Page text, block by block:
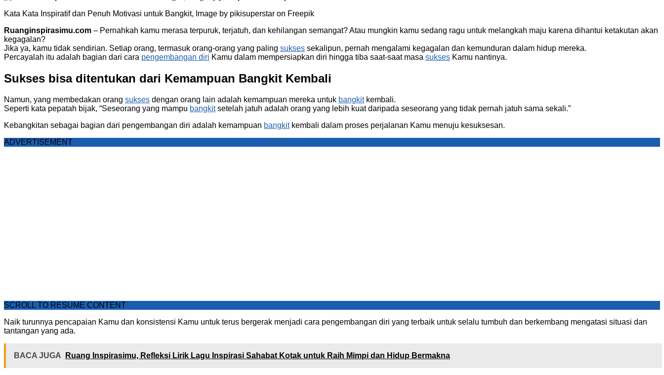
Kata Kata Inspiratif dan Penuh Motivasi untuk Bangkit, Image by pikisuperstar on Freepik
Ruanginspirasimu.com – Pernahkah kamu merasa terpuruk, terjatuh, dan kehilangan semangat? Atau mungkin kamu sedang ragu untuk melangkah maju karena dihantui ketakutan akan
kegagalan?
Jika ya, kamu tidak sendirian. Setiap orang, termasuk orang-orang yang paling sukses sekalipun, pernah mengalami kegagalan dan kemunduran dalam hidup mereka.
Percayalah itu adalah bagian dari cara pengembangan diri Kamu dalam mempersiapkan diri hingga tiba saat-saat masa sukses Kamu nantinya.
Sukses bisa ditentukan dari Kemampuan Bangkit Kembali
Namun, yang membedakan orang sukses dengan orang lain adalah kemampuan mereka untuk bangkitkembali.
Seperti kata pepatah bijak, “Seseorang yang mampu bangkitsetelah jatuh adalah orang yang lebih kuat daripada seseorang yang tidak pernah jatuh sama sekali.”
Kebangkitan sebagai bagian dari pengembangan diri adalah kemampuan bangkitkembali dalam proses perjalanan Kamu menuju kesuksesan.
ADVERTISEMENT
SCROLL TO RESUME CONTENT
Naik turunnya pencapaian Kamu dan konsistensi Kamu untuk terus bergerak menjadi cara pengembangan diri yang terbaik untuk selalu tumbuh dan berkembang mengatasi situasi dan
tantangan yang ada.
BACA JUGA Ruang Inspirasimu, Refleksi Lirik Lagu Inspirasi Sahabat Kotak untuk Raih Mimpi dan Hidup Bermakna